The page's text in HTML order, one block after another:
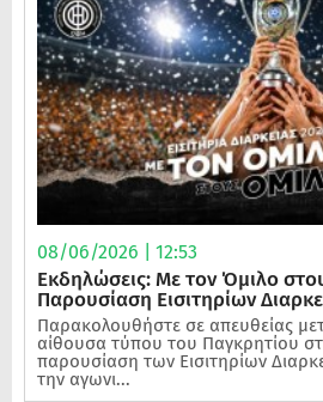
08/06/2026 | 12:53
Εκδηλώσεις: Με τον Όμιλο
Παρουσίαση Εισιτηρίων
Παρακολουθήστε σε απευθείας
αίθουσα τύπου του Παγκρητίου
παρουσίαση των Εισιτηρίων
την αγωνι...